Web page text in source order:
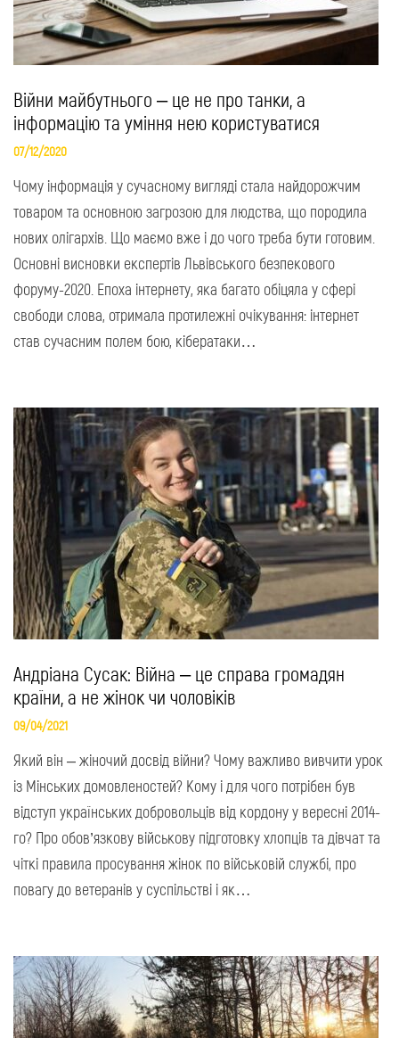
Війни майбутнього – це не про танки, а
інформацію та уміння нею користуватися
07/12/2020
Чому інформація у сучасному вигляді стала найдорожчим
товаром та основною загрозою для людства, що породила
нових олігархів. Що маємо вже і до чого треба бути готовим.
Основні висновки експертів Львівського безпекового
форуму-2020. Епоха інтернету, яка багато обіцяла у сфері
свободи слова, отримала протилежні очікування: інтернет
став сучасним полем бою, кібератаки…
Андріана Сусак: Війна – це справа громадян
країни, а не жінок чи чоловіків
09/04/2021
Який він – жіночий досвід війни? Чому важливо вивчити урок
із Мінських домовленостей? Кому і для чого потрібен був
відступ українських добровольців від кордону у вересні 2014-
го? Про обов’язкову військову підготовку хлопців та дівчат та
чіткі правила просування жінок по військовій службі, про
повагу до ветеранів у суспільстві і як…